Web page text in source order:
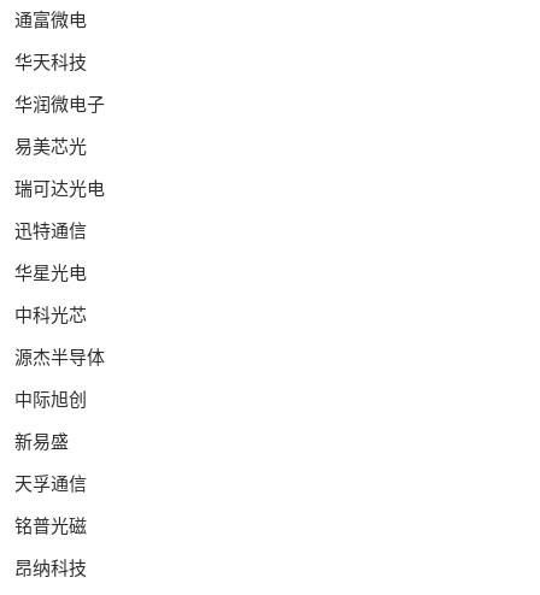
通富微电
华天科技
华润微电子
易美芯光
瑞可达光电
迅特通信
华星光电
中科光芯
源杰半导体
中际旭创
新易盛
天孚通信
铭普光磁
昂纳科技